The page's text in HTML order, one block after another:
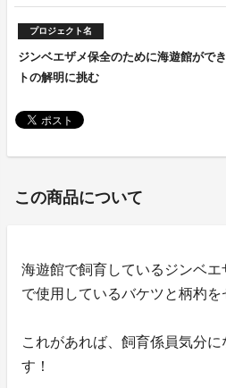
プロジェクト名
ジンベエザメ保全のために海遊館がで
トの解明に挑む
この商品について
海遊館で飼育しているジンベ
で使用しているバケツと柄杓を
これがあれば、飼育係員気分
す！